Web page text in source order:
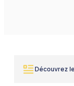
Découvrez